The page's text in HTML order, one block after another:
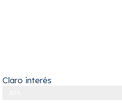
Claro interés